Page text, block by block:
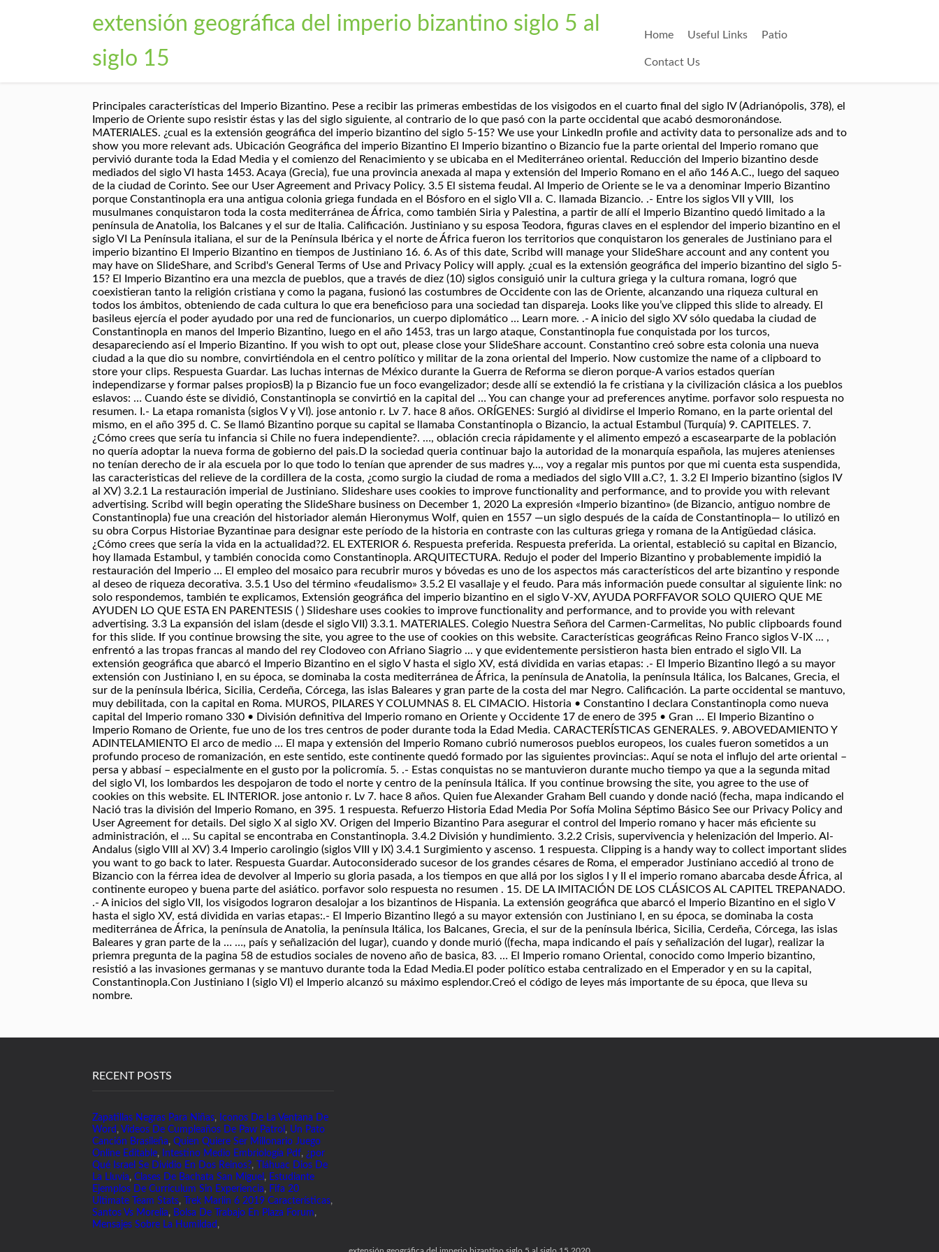
extensión geográfica del imperio bizantino siglo 5 al
siglo 15
Home Useful Links Patio
Contact Us
Principales características del Imperio Bizantino. Pese a recibir las primeras embestidas de los visigodos en el cuarto final del siglo IV (Adrianópolis, 378), el Imperio de Oriente supo resistir éstas y las del siglo siguiente, al contrario de lo que pasó con la parte occidental que acabó desmoronándose. MATERIALES. ¿cual es la extensión geográfica del imperio bizantino del siglo 5-15? We use your LinkedIn profile and activity data to personalize ads and to show you more relevant ads. Ubicación Geográfica del imperio Bizantino El Imperio bizantino o Bizancio fue la parte oriental del Imperio romano que pervivió durante toda la Edad Media y el comienzo del Renacimiento y se ubicaba en el Mediterráneo oriental. Reducción del Imperio bizantino desde mediados del siglo VI hasta 1453. Acaya (Grecia), fue una provincia anexada al mapa y extensión del Imperio Romano en el año 146 A.C., luego del saqueo de la ciudad de Corinto. See our User Agreement and Privacy Policy. 3.5 El sistema feudal. Al Imperio de Oriente se le va a denominar Imperio Bizantino porque Constantinopla era una antigua colonia griega fundada en el Bósforo en el siglo VII a. C. llamada Bizancio. .- Entre los siglos VII y VIII, los musulmanes conquistaron toda la costa mediterránea de África, como también Siria y Palestina, a partir de allí el Imperio Bizantino quedó limitado a la península de Anatolia, los Balcanes y el sur de Italia. Calificación. Justiniano y su esposa Teodora, figuras claves en el esplendor del imperio bizantino en el siglo VI La Península italiana, el sur de la Península Ibérica y el norte de África fueron los territorios que conquistaron los generales de Justiniano para el imperio bizantino El Imperio Bizantino en tiempos de Justiniano 16. 6. As of this date, Scribd will manage your SlideShare account and any content you may have on SlideShare, and Scribd's General Terms of Use and Privacy Policy will apply. ¿cual es la extensión geográfica del imperio bizantino del siglo 5-15? El Imperio Bizantino era una mezcla de pueblos, que a través de diez (10) siglos consiguió unir la cultura griega y la cultura romana, logró que coexistieran tanto la religión cristiana y como la pagana, fusionó las costumbres de Occidente con las de Oriente, alcanzando una riqueza cultural en todos los ámbitos, obteniendo de cada cultura lo que era beneficioso para una sociedad tan dispareja. Looks like you’ve clipped this slide to already. El basileus ejercía el poder ayudado por una red de funcionarios, un cuerpo diplomático … Learn more. .- A inicio del siglo XV sólo quedaba la ciudad de Constantinopla en manos del Imperio Bizantino, luego en el año 1453, tras un largo ataque, Constantinopla fue conquistada por los turcos, desapareciendo así el Imperio Bizantino. If you wish to opt out, please close your SlideShare account. Constantino creó sobre esta colonia una nueva ciudad a la que dio su nombre, convirtiéndola en el centro político y militar de la zona oriental del Imperio. Now customize the name of a clipboard to store your clips. Respuesta Guardar. Las luchas internas de México durante la Guerra de Reforma se dieron porque-A varios estados querían independizarse y formar palses propiosB) la p Bizancio fue un foco evangelizador; desde allí se extendió la fe cristiana y la civilización clásica a los pueblos eslavos: … Cuando éste se dividió, Constantinopla se convirtió en la capital del … You can change your ad preferences anytime. porfavor solo respuesta no resumen. I.- La etapa romanista (siglos V y VI). jose antonio r. Lv 7. hace 8 años. ORÍGENES: Surgió al dividirse el Imperio Romano, en la parte oriental del mismo, en el año 395 d. C. Se llamó Bizantino porque su capital se llamaba Constantinopla o Bizancio, la actual Estambul (Turquía) 9. CAPITELES. 7. ¿Cómo crees que sería tu infancia si Chile no fuera independiente?​. …, oblación crecia rápidamente y el alimento empezó a escasearparte de la población no quería adoptar la nueva forma de gobierno del pais.D la sociedad queria continuar bajo la autoridad de la monarquía española​, las mujeres atenienses no tenían derecho de ir ala escuela por lo que todo lo tenían que aprender de sus madres y...​, voy a regalar mis puntos por que mi cuenta esta suspendida​, las caracteristicas del relieve de la cordillera de la costa​, ¿como surgio la ciudad de roma a mediados del siglo VIII a.C?​, 1. 3.2 El Imperio bizantino (siglos IV al XV) 3.2.1 La restauración imperial de Justiniano. Slideshare uses cookies to improve functionality and performance, and to provide you with relevant advertising. Scribd will begin operating the SlideShare business on December 1, 2020 La expresión «Imperio bizantino» (de Bizancio, antiguo nombre de Constantinopla) fue una creación del historiador alemán Hieronymus Wolf, quien en 1557 —un siglo después de la caída de Constantinopla— lo utilizó en su obra Corpus Historiae Byzantinae para designar este período de la historia en contraste con las culturas griega y romana de la Antigüedad clásica. ¿Cómo crees que sería la vida en la actualidad?2. EL EXTERIOR 6. Respuesta preferida. Respuesta preferida. La oriental, estableció su capital en Bizancio, hoy llamada Estambul, y también conocida como Constantinopla. ARQUITECTURA. Redujo el poder del Imperio Bizantino y probablemente impidió la restauración del Imperio … El empleo del mosaico para recubrir muros y bóvedas es uno de los aspectos más característicos del arte bizantino y responde al deseo de riqueza decorativa. 3.5.1 Uso del término «feudalismo» 3.5.2 El vasallaje y el feudo. Para más información puede consultar al siguiente link: no solo respondemos, también te explicamos, Extensión geográfica del imperio bizantino en el siglo V-XV, AYUDA PORFFAVOR SOLO QUIERO QUE ME AYUDEN LO QUE ESTA EN PARENTESIS ( ) Slideshare uses cookies to improve functionality and performance, and to provide you with relevant advertising. 3.3 La expansión del islam (desde el siglo VII) 3.3.1. MATERIALES. Colegio Nuestra Señora del Carmen-Carmelitas, No public clipboards found for this slide. If you continue browsing the site, you agree to the use of cookies on this website. Características geográficas Reino Franco siglos V-IX ... , enfrentó a las tropas francas al mando del rey Clodoveo con Afriano Siagrio ... y que evidentemente persistieron hasta bien entrado el siglo VII. La extensión geográfica que abarcó el Imperio Bizantino en el siglo V hasta el siglo XV, está dividida en varias etapas: .- El Imperio Bizantino llegó a su mayor extensión con Justiniano I, en su época, se dominaba la costa mediterránea de África, la península de Anatolia, la península Itálica, los Balcanes, Grecia, el sur de la península Ibérica, Sicilia, Cerdeña, Córcega, las islas Baleares y gran parte de la costa del mar Negro. Calificación. La parte occidental se mantuvo, muy debilitada, con la capital en Roma. MUROS, PILARES Y COLUMNAS 8. EL CIMACIO. Historia • Constantino I declara Constantinopla como nueva capital del Imperio romano 330 • División definitiva del Imperio romano en Oriente y Occidente 17 de enero de 395 • Gran … El Imperio Bizantino o Imperio Romano de Oriente, fue uno de los tres centros de poder durante toda la Edad Media. CARACTERÍSTICAS GENERALES. 9. ABOVEDAMIENTO Y ADINTELAMIENTO El arco de medio … El mapa y extensión del Imperio Romano cubrió numerosos pueblos europeos, los cuales fueron sometidos a un profundo proceso de romanización, en este sentido, este continente quedó formado por las siguientes provincias:. Aquí se nota el influjo del arte oriental – persa y abbasí – especialmente en el gusto por la policromía. 5. .- Estas conquistas no se mantuvieron durante mucho tiempo ya que a la segunda mitad del siglo VI, los lombardos les despojaron de todo el norte y centro de la península Itálica. If you continue browsing the site, you agree to the use of cookies on this website. EL INTERIOR. jose antonio r. Lv 7. hace 8 años. Quien fue Alexander Graham Bell cuando y donde nació (fecha, mapa indicando el Nació tras la división del Imperio Romano, en 395. 1 respuesta. Refuerzo Historia Edad Media Por Sofía Molina Séptimo Básico See our Privacy Policy and User Agreement for details. Del siglo X al siglo XV. Origen del Imperio Bizantino Para asegurar el control del Imperio romano y hacer más eficiente su administración, el … Su capital se encontraba en Constantinopla. 3.4.2 División y hundimiento. 3.2.2 Crisis, supervivencia y helenización del Imperio. Al-Andalus (siglo VIII al XV) 3.4 Imperio carolingio (siglos VIII y IX) 3.4.1 Surgimiento y ascenso. 1 respuesta. Clipping is a handy way to collect important slides you want to go back to later. Respuesta Guardar. Autoconsiderado sucesor de los grandes césares de Roma, el emperador Justiniano accedió al trono de Bizancio con la férrea idea de devolver al Imperio su gloria pasada, a los tiempos en que allá por los siglos I y II el imperio romano abarcaba desde África, al continente europeo y buena parte del asiático. porfavor solo respuesta no resumen . 15. DE LA IMITACIÓN DE LOS CLÁSICOS AL CAPITEL TREPANADO. .- A inicios del siglo VII, los visigodos lograron desalojar a los bizantinos de Hispania. La extensión geográfica que abarcó el Imperio Bizantino en el siglo V hasta el siglo XV, está dividida en varias etapas:.- El Imperio Bizantino llegó a su mayor extensión con Justiniano I, en su época, se dominaba la costa mediterránea de África, la península de Anatolia, la península Itálica, los Balcanes, Grecia, el sur de la península Ibérica, Sicilia, Cerdeña, Córcega, las islas Baleares y gran parte de la … …, país y señalización del lugar), cuando y donde murió ((fecha, mapa indicando el país y señalización del lugar), realizar la priemra pregunta de la pagina 58 de estudios sociales de noveno año de basica​, 83. … El Imperio romano Oriental, conocido como Imperio bizantino, resistió a las invasiones germanas y se mantuvo durante toda la Edad Media.El poder político estaba centralizado en
RECENT POSTS
Zapatillas Negras Para Niñas, Iconos De La Ventana De
Word , Videos De Cumpleaños De Paw Patrol , Un Pato
Canción Brasileña, Quien Quiere Ser Millonario Juego
Online Editable, Intestino Medio Embriología Pdf, ¿por
Qué Israel Se Dividio En Dos Reinos?,
Tláhuac Dios De
La Lluvia, Clases De Bachata San Miguel , Estudiante
Ejemplos De Currículum Sin Experiencia, Fifa 20
Ultimate Team Stats, Trek Marlin 6 2019 Características,
Santos Vs Morelia, Bolsa De Trabajo En Plaza Forum,
Mensajes Sobre La Humildad ,